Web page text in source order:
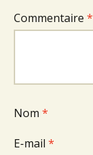
Commentaire *
Nom *
E-mail *